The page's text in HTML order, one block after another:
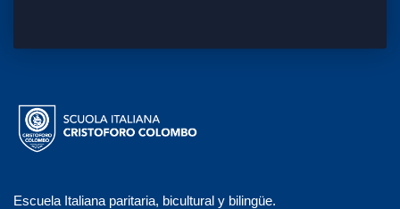
Escuela Italiana paritaria, bicultural y bilingüe.